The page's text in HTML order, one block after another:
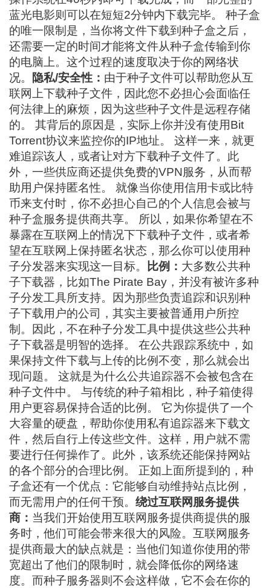
蓝光电影则可以在短短2分钟内下载完毕。 种子盒
的唯一限制是，当你将文件下载到种子盒之后，
还需要一定的时间才能将文件从种子盒传输到你
的电脑上。这个过程的速度取决于你的网络状
况。
隐私/安全性： 由于种子文件可以帮助您从互
联网上下载种子文件，因此您不必担心会面临任
何法律上的麻烦，因为这些种子文件是远程存储
的。 其背后的原因是，实际上你并没有使用Bit
Torrent协议来监控你的IP地址。 这样一来，就更
难追踪该人，或者让对方下载种子文件了。此
外，一些供应商还提供免费的VPN服务，从而帮
助用户保持匿名性。 就像当你使用信用卡或比特
币来支付时，你不必担心自己的个人信息会被与
种子盒服务提供商共享。 所以，如果你希望在不
暴露在互联网上的情况下下载种子文件，或者希
望在互联网上保持匿名状态，那么你可以使用种
子分发器来实现这一目标。
比例： 大多数公共种
子下载器，比如The Pirate Bay，并没有被许多种
子分发工具所支持。因为那些负责追踪和识别种
子下载用户的公司，其实主要被普通用户所控
制。因此，不在种子分发工具中提供这些公共种
子下载器是明智的选择。 在公共跟踪系统中，如
果保持文件下载与上传的比例不变，那么就会出
现问题。 这就是为什么公共追踪器不会被包含在
种子文件中。 与传统的种子箱相比，种子箱使得
用户更容易保持合适的比例。 它为你提供了一个
大容量的硬盘，帮助你使用私有追踪器来下载文
件，然后自行上传这些文件。这样，用户就不需
要进行任何操作了。此外，该系统还能保持网站
的各个部分的合理比例。 正如上面所提到的，种
子盒还有一个优点：它能够自动维持站点比例，
而无需用户的任何干预。绕过互联网服务提供
商： 当我们开始使用互联网服务提供商提供的服
务时，他们可能会带来很大的风险。互联网服务
提供商最大的缺点就是：当他们知道你使用的带
宽超出了他们的限制时，就会降低你的网络速
度。而种子服务器则不会这样做，它不会在你的